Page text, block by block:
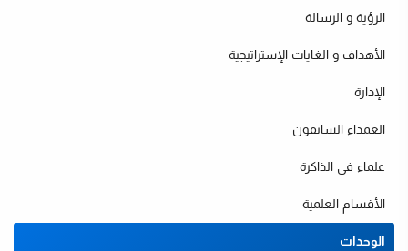
الرؤية و الرسالة
الأهداف و الغايات الإستراتيجية
الإدارة
العمداء السابقون
علماء في الذاكرة
الأقسام العلمية
الوحدات